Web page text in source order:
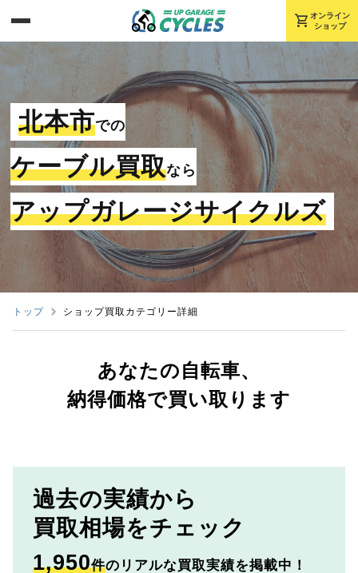
shopping_cart オンライン
ショップ
北本市での
ケーブル買取なら
アップガレージサイクルズ
トップ ショップ買取カテゴリー詳細
あなたの自転車、
納得価格で買い取ります
過去の実績から
買取相場をチェック
1,950件のリアルな買取実績を掲載中！